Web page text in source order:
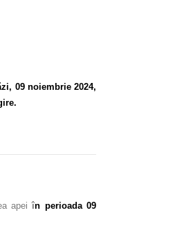
, 09 noiembrie 2024,
apeiîn perioada 09